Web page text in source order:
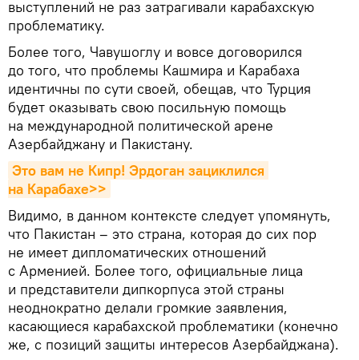
выступлений не раз затрагивали карабахскую
проблематику.
Более того, Чавушоглу и вовсе договорился
до того, что проблемы Кашмира и Карабаха
идентичны по сути своей, обещав, что Турция
будет оказывать свою посильную помощь
на международной политической арене
Азербайджану и Пакистану.
Это вам не Кипр! Эрдоган зациклился
на Карабахе>>
Видимо, в данном контексте следует упомянуть,
что Пакистан – это страна, которая до сих пор
не имеет дипломатических отношений
с Арменией. Более того, официальные лица
и представители дипкорпуса этой страны
неоднократно делали громкие заявления,
касающиеся карабахской проблематики (конечно
же, с позиций защиты интересов Азербайджана).